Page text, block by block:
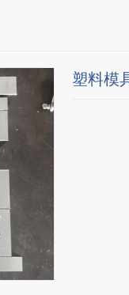
塑料模